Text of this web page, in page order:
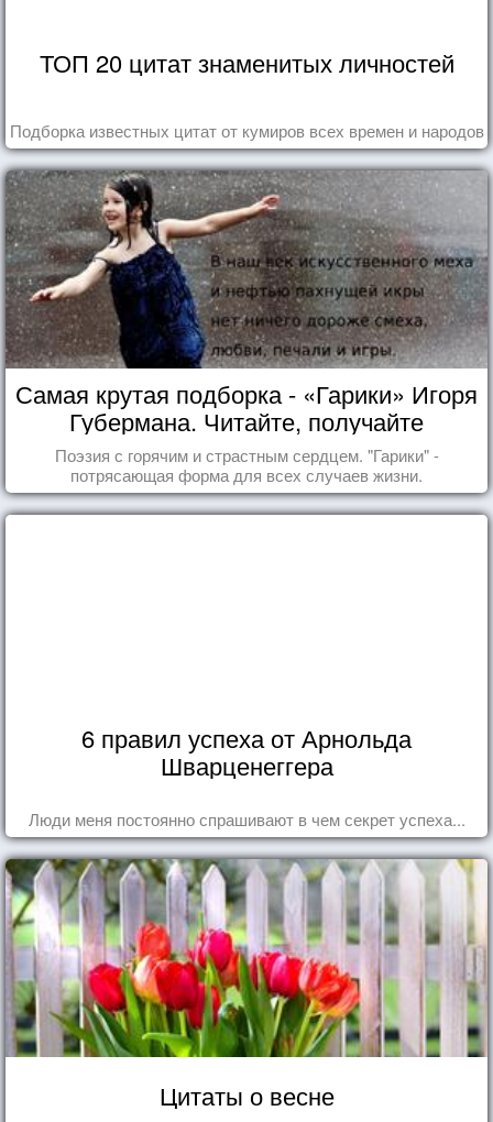
ТОП 20 цитат знаменитых личностей
Подборка известных цитат от кумиров всех времен и народов
Самая крутая подборка - «Гарики» Игоря
Губермана. Читайте, получайте
удовольствие!
Поэзия с горячим и страстным сердцем. "Гарики" -
потрясающая форма для всех случаев жизни.
6 правил успеха от Арнольда
Шварценеггера
Люди меня постоянно спрашивают в чем секрет успеха...
Цитаты о весне